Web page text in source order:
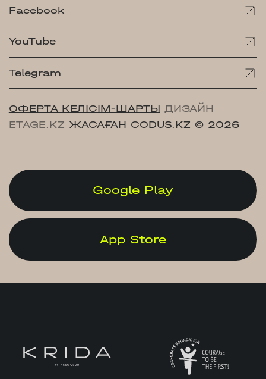
Facebook
YouTube
Telegram
ОФЕРТА КЕЛІСІМ-ШАРТЫ ДИЗАЙН
ETAGE.KZ ЖАСАҒАН CODUS.KZ © 2026
Google Play
App Store